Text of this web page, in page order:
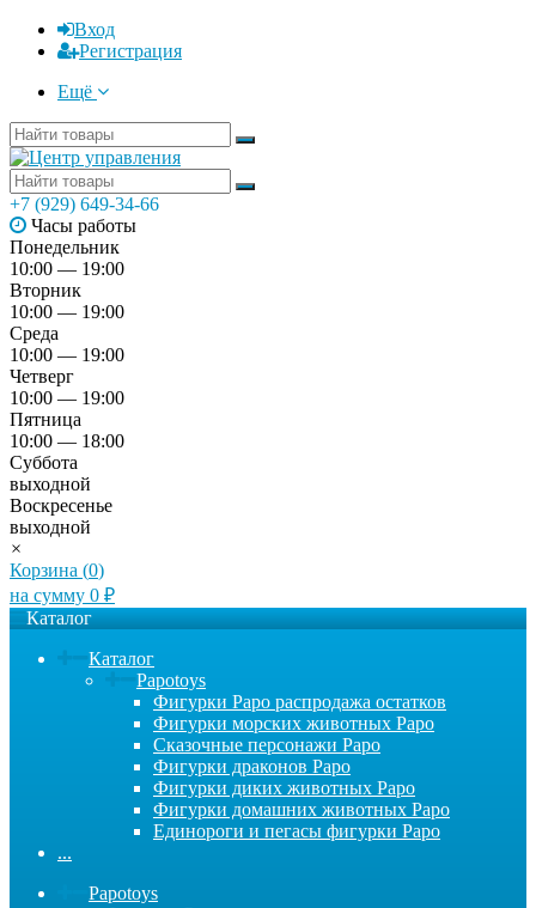
Вход
Регистрация
Ещё
+7 (929) 649-34-66
Часы работы
Понедельник
10:00 — 19:00
Вторник
10:00 — 19:00
Среда
10:00 — 19:00
Четверг
10:00 — 19:00
Пятница
10:00 — 18:00
Суббота
выходной
Воскресенье
выходной
×
Корзина (0)
на сумму 0 ₽
Каталог
Каталог
Papotoys
Фигурки Papo распродажа остатков
Фигурки морских животных Papo
Сказочные персонажи Papo
Фигурки драконов Papo
Фигурки диких животных Papo
Фигурки домашних животных Papo
Единороги и пегасы фигурки Papo
...
Papotoys